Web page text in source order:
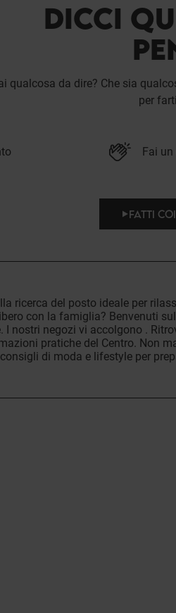
DICCI
qualcosa da dire? Che sia
per
Fai
FATTI
ricerca del posto ideale per
con la famiglia? Benvenuti
I nostri negozi vi accolgono .
pratiche del Centro. Non
consigli di moda e lifestyle per